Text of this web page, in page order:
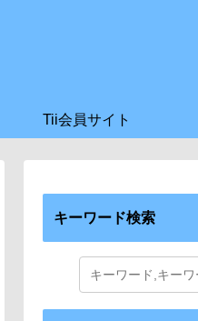
Tii会員サイト
キーワード検索